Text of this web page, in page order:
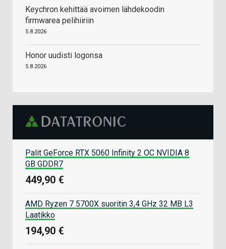
Keychron kehittää avoimen lähdekoodin
firmwarea pelihiiriin
5.8.2026
Honor uudisti logonsa
5.8.2026
Palit GeForce RTX 5060 Infinity 2 OC NVIDIA 8
GB GDDR7
449,90 €
AMD Ryzen 7 5700X suoritin 3,4 GHz 32 MB L3
Laatikko
194,90 €